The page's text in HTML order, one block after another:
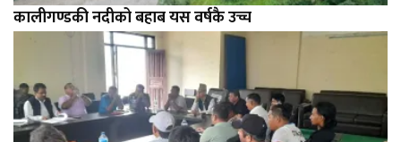
कालीगण्डकी नदीको बहाब यस वर्षकै उच्च